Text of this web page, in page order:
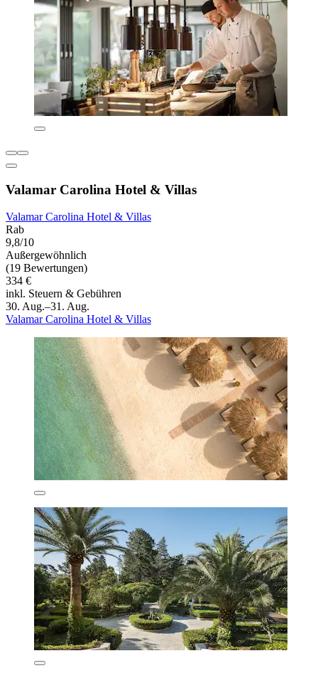
Valamar Carolina Hotel & Villas
Valamar Carolina Hotel & Villas
Rab
9,8/10
Außergewöhnlich
(19 Bewertungen)
334 €
inkl. Steuern & Gebühren
30. Aug.–31. Aug.
Valamar Carolina Hotel & Villas